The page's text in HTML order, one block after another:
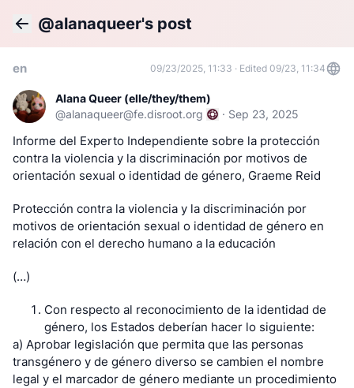
@alanaqueer's post
en 09/23/2025, 11:33 · Edited 09/23, 11:34
Alana Queer (elle/they/them)
@alanaqueer@fe.disroot.org · Sep 23, 2025
Informe del Experto Independiente sobre la protección
contra la violencia y la discriminación por motivos de
orientación sexual o identidad de género, Graeme Reid
Protección contra la violencia y la discriminación por
motivos de orientación sexual o identidad de género en
relación con el derecho humano a la educación
(…)
Con respecto al reconocimiento de la identidad de
género, los Estados deberían hacer lo siguiente:
a) Aprobar legislación que permita que las personas
transgénero y de género diverso se cambien el nombre
legal y el marcador de género mediante un procedimiento